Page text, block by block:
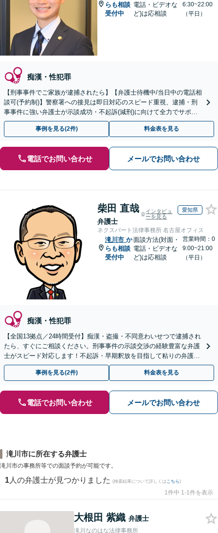
らも相談
受付中
電話・ビデオな
ど)は応相談
6:30~22:00
（平日）
痴漢・性犯罪
【刑事事件でご家族が逮捕されたら】【弁護士待機中/当日中の電話相
談可(予約制)】警察署への接見は即日対応のスピード重視、逮捕・刑
事事件に強い弁護士が示談成功・不起訴(減刑)に向けて全力でサポー
トします。【加害者側の相談専門】
事例を見る(2件) 料金表を見る
電話でお問い合わせ メールでお問い合わせ
柴田 直哉
弁護士
インタビュ
ーを見る
愛知県
ネクスパート法律事務所 名古屋オフィス
滝川市 か
らも相談
受付中
面談方法(対面・
電話・ビデオな
ど)は応相談
営業時間：0
9:00~21:00
（平日）
痴漢・性犯罪
【全国13拠点／24時間受付】痴漢・盗撮・不同意わいせつで逮捕され
たら、すぐにご相談ください。刑事事件の示談交渉の経験豊富な弁護
士がスピード対応します！不起訴・早期釈放を目指して粘りの弁護活
動を行います。
事例を見る(2件) 料金表を見る
電話でお問い合わせ メールでお問い合わせ
滝川市に所在する弁護士
滝川市の事務所等での面談予約が可能です。
1 人の弁護士が見つかりました (検索結果について詳しくは こちら)
1件中 1-1件を表示
大根田 紫織 弁護士
滝川なのはな法律事務所